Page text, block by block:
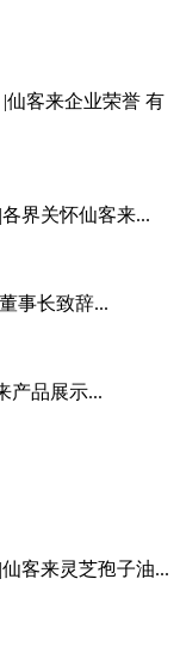
仙客来企业荣誉 有
界关怀仙客来...
事长致辞...
产品展示...
客来灵芝孢子油...